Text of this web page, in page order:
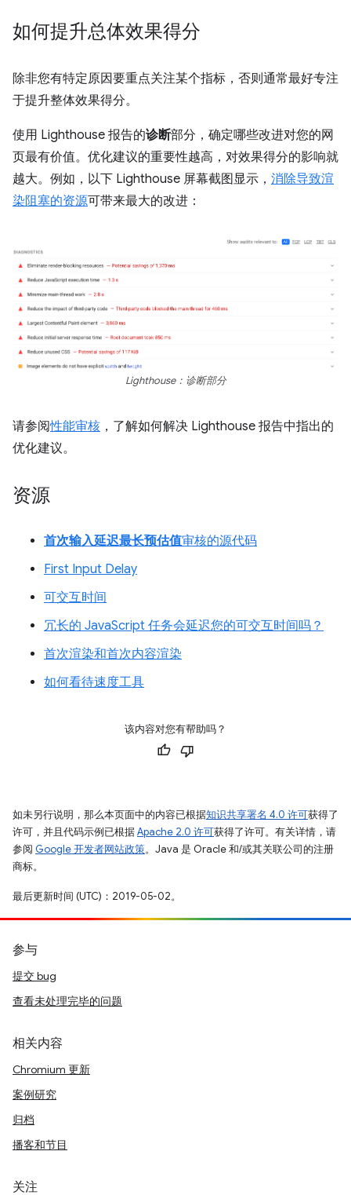
如何提升总体效果得分
除非您有特定原因要重点关注某个指标，否则通常最好专注
于提升整体效果得分。
使用 Lighthouse 报告的诊断部分，确定哪些改进对您的网
页最有价值。优化建议的重要性越高，对效果得分的影响就
越大。例如，以下 Lighthouse 屏幕截图显示， 消除导致渲
染阻塞的资源可带来最大的改进：
Lighthouse：诊断部分
请参阅性能审核 ，了解如何解决 Lighthouse 报告中指出的
优化建议。
资源
首次输入延迟最长预估值审核的源代码
First Input Delay
可交互时间
冗长的 JavaScript 任务会延迟您的可交互时间吗？
首次渲染和首次内容渲染
如何看待速度工具
该内容对您有帮助吗？
如未另行说明，那么本页面中的内容已根据知识共享署名 4.0 许可获得了
许可，并且代码示例已根据Apache 2.0 许可获得了许可。有关详情，请
参阅 Google 开发者网站政策。Java 是 Oracle 和/或其关联公司的注册
商标。
最后更新时间 (UTC)：2019-05-02。
参与
提交 bug
查看未处理完毕的问题
相关内容
Chromium 更新
案例研究
归档
播客和节目
关注